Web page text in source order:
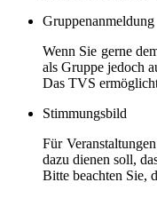
Gruppenanmeldung
Wenn Sie gerne
als Gruppe jedoch
Das TVS
Stimmungsbild
Für
dazu dienen soll,
Bitte beachten Sie,